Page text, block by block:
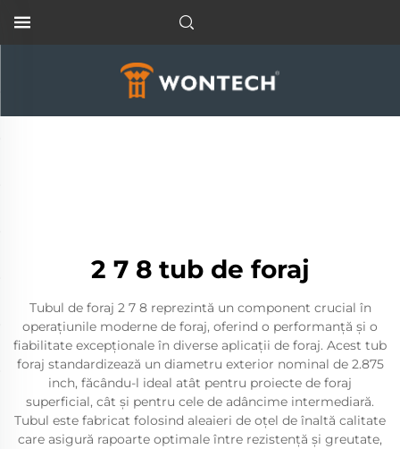
2 7 8 tub de foraj
Tubul de foraj 2 7 8 reprezintă un component crucial în
operațiunile moderne de foraj, oferind o performanță și o
fiabilitate excepționale în diverse aplicații de foraj. Acest tub
foraj standardizează un diametru exterior nominal de 2.875
inch, făcându-l ideal atât pentru proiecte de foraj
superficial, cât și pentru cele de adâncime intermediară.
Tubul este fabricat folosind aleaieri de oțel de înaltă calitate
care asigură rapoarte optimale între rezistență și greutate,